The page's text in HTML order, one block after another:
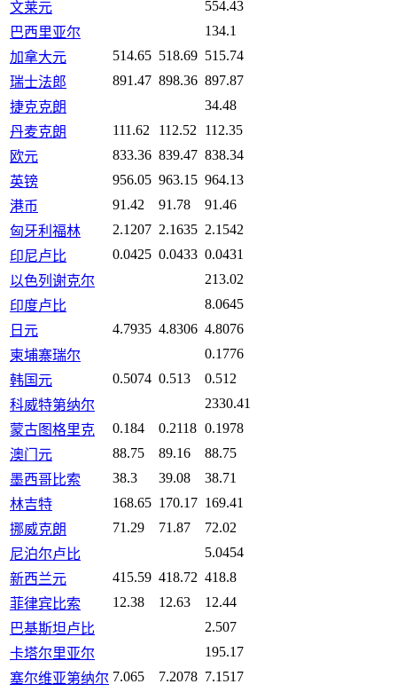
文莱元
554.43
巴西里亚尔
134.1
加拿大元
514.65 518.69 515.74
瑞士法郎
891.47 898.36 897.87
捷克克朗
34.48
丹麦克朗
111.62 112.52
112.35
欧元
833.36 839.47 838.34
英镑
956.05 963.15 964.13
港币
91.42 91.78
91.46
匈牙利福林
2.1207 2.1635 2.1542
印尼卢比
0.0425 0.0433 0.0431
以色列谢克尔
213.02
印度卢比
8.0645
日元
4.7935 4.8306 4.8076
柬埔寨瑞尔
0.1776
韩国元
0.5074 0.513
0.512
科威特第纳尔
2330.41
蒙古图格里克
0.184 0.2118 0.1978
澳门元
88.75 89.16
88.75
墨西哥比索
38.3 39.08
38.71
林吉特
168.65 170.17 169.41
挪威克朗
71.29 71.87
72.02
尼泊尔卢比
5.0454
新西兰元
415.59 418.72 418.8
菲律宾比索
12.38 12.63
12.44
巴基斯坦卢比
2.507
卡塔尔里亚尔
195.17
塞尔维亚第纳尔 7.065 7.2078 7.1517